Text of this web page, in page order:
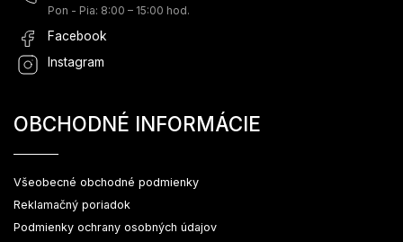
Pon - Pia: 8:00 – 15:00 hod.
Facebook
Instagram
OBCHODNÉ INFORMÁCIE
Všeobecné obchodné podmienky
Reklamačný poriadok
Podmienky ochrany osobných údajov